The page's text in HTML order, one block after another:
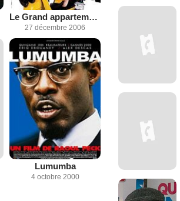
Le Grand appartement
27 décembre 2006
Lumumba
4 octobre 2000